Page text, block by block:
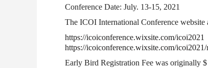
Conference Date: July. 13-15, 2021
The ICOI International Conference website
https://icoiconference.wixsite.com/icoi2021
https://icoiconference.wixsite.com/icoi2021/
Early Bird Registration Fee was originally